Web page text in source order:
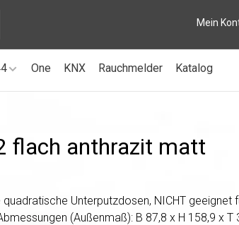
Mein
One KNX Rauchmelder Katalog
flach anthrazit matt
Unterputzdosen, NICHT geeignet
(Außenmaß): B 87,8 x H 158,9 x T